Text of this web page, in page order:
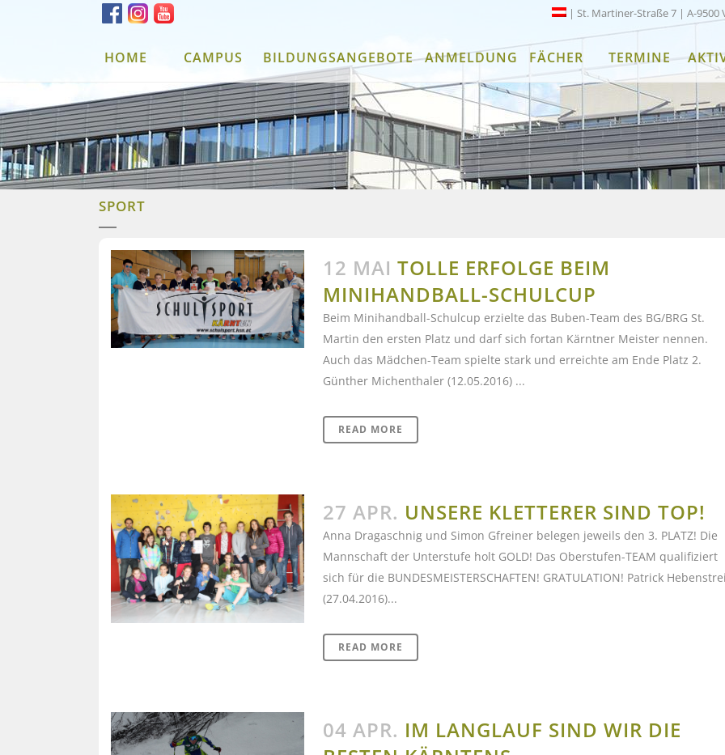
| St. Martiner-Straße 7 | A-
HOME CAMPUS BILDUNGSANGEBOTE ANMELDUNG FÄCHER TERMINE
SPORT
12 MAI TOLLE ERFOLGE BEIM
MINIHANDBALL-SCHULCUP
Beim Minihandball-Schulcup erzielte das Buben-Team des BG/BRG St.
Martin den ersten Platz und darf sich fortan Kärntner Meister nennen.
Auch das Mädchen-Team spielte stark und erreichte am Ende Platz 2.
Günther Michenthaler (12.05.2016) ...
READ MORE
27 APR. UNSERE KLETTERER SIND TOP!
Anna Dragaschnig und Simon Gfreiner belegen jeweils den 3. PLATZ! Die
Mannschaft der Unterstufe holt GOLD! Das Oberstufen-TEAM qualifiziert
sich für die BUNDESMEISTERSCHAFTEN! GRATULATION! Patrick
(27.04.2016)...
READ MORE
04 APR. IM LANGLAUF SIND WIR DIE